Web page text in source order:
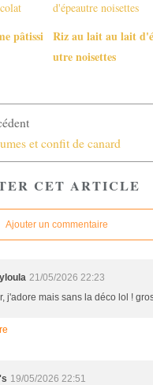
pâtissi Riz au lait au lait
utre noisettes
et confit de canard
CET ARTICLE
Ajouter un commentaire
21/05/2026 22:23
j'adore mais sans la déco lol !
19/05/2026 22:51